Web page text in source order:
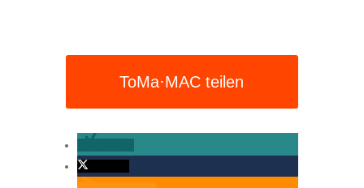
ToMa·MAC teilen